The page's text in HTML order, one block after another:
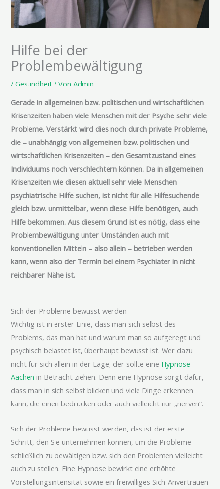
Hilfe bei der
Problembewältigung
/Gesundheit / VonAdmin
Gerade in allgemeinen bzw. politischen und wirtschaftlichen
Krisenzeiten haben viele Menschen mit der Psyche sehr viele
Probleme. Verstärkt wird dies noch durch private Probleme,
die – unabhängig von allgemeinen bzw. politischen und
wirtschaftlichen Krisenzeiten – den Gesamtzustand eines
Individuums noch verschlechtern können. Da in allgemeinen
Krisenzeiten wie diesen aktuell sehr viele Menschen
psychiatrische Hilfe suchen, ist nicht für alle Hilfesuchende
gleich bzw. unmittelbar, wenn diese Hilfe benötigen, auch
Hilfe bekommen. Aus diesem Grund ist es nötig, dass eine
Problembewältigung unter Umständen auch mit
konventionellen Mitteln – also allein – betrieben werden
kann, wenn also der Termin bei einem Psychiater in nicht
reichbarer Nähe ist.
Sich der Probleme bewusst werden
Wichtig ist in erster Linie, dass man sich selbst des
Problems, das man hat und warum man so aufgeregt und
psychisch belastet ist, überhaupt bewusst ist. Wer dazu
nicht für sich allein in der Lage, der sollte eine Hypnose
Aachen in Betracht ziehen. Denn eine Hypnose sorgt dafür,
dass man in sich selbst blicken und viele Dinge erkennen
kann, die einen bedrücken oder auch vielleicht nur „nerven“.
Sich der Probleme bewusst werden, das ist der erste
Schritt, den Sie unternehmen können, um die Probleme
schließlich zu bewältigen bzw. sich den Problemen vielleicht
auch zu stellen. Eine Hypnose bewirkt eine erhöhte
Vorstellungsintensität sowie ein freiwilliges Sich-Anvertrauen